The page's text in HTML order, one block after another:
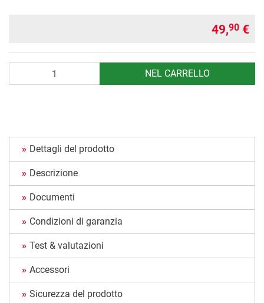
49,90 €
NEL CARRELLO
Dettagli del prodotto
Descrizione
Documenti
Condizioni di garanzia
Test & valutazioni
Accessori
Sicurezza del prodotto